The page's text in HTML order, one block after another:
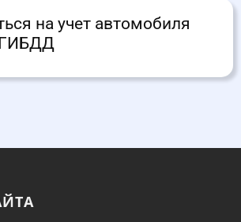
на учет автомобиля
ГИБДД